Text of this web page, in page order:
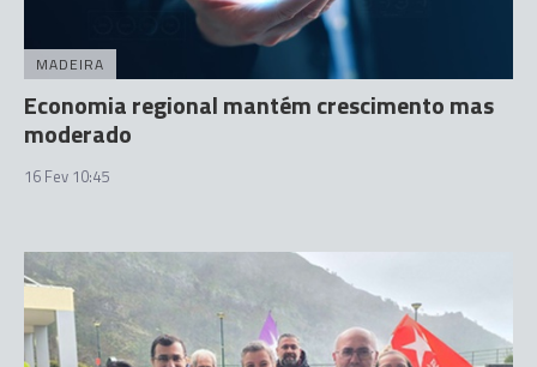
MADEIRA
Economia regional mantém crescimento mas
moderado
16 Fev 10:45